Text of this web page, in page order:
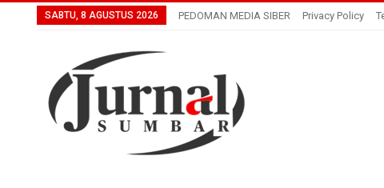
SABTU, 8 AGUSTUS 2026 PEDOMAN MEDIA SIBER Privacy Policy